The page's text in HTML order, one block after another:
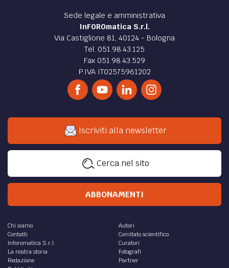
Sede legale e amministrativa
InFOROmatica S.r.l.
Via Castiglione 81, 40124 - Bologna
Tel. 051.98.43.125
Fax 051.98.43.529
P.IVA IT02575961202
Iscriviti alla newsletter
Cerca nel sito
ABBONAMENTI
Chi siamo
Contatti
Inforomatica S.r.l.
La nostra storia
Redazione
Autori
Comitato scientifico
Curatori
Fotografi
Partner